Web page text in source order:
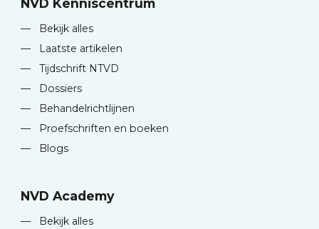
NVD Kenniscentrum
—
Bekijk alles
—
Laatste artikelen
—
Tijdschrift NTVD
—
Dossiers
—
Behandelrichtlijnen
—
Proefschriften en boeken
—
Blogs
NVD Academy
—
Bekijk alles